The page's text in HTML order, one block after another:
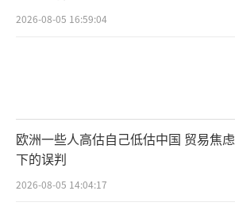
2026-08-05 16:59:04
欧洲一些人高估自己低估中国 贸易焦虑
下的误判
2026-08-05 14:04:17